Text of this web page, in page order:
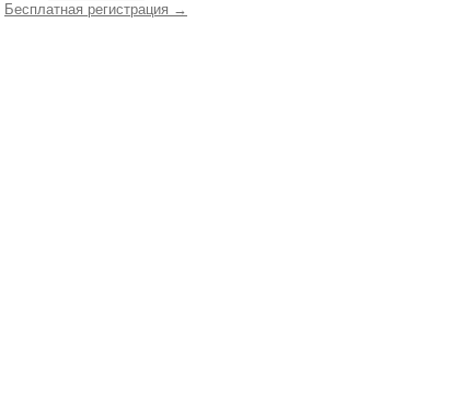
Бесплатная регистрация →